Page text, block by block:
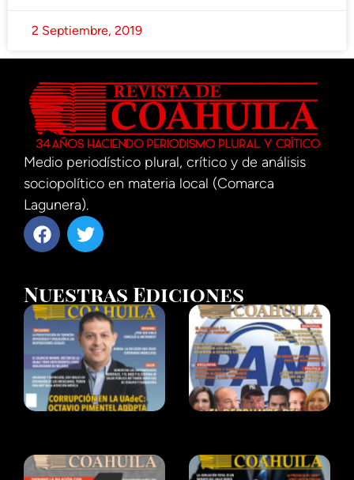
2 Septiembre, 2019
Medio periodístico plural, crítico y de análisis
sociopolítico en materia local (Comarca
Lagunera).
Nuestras Ediciones